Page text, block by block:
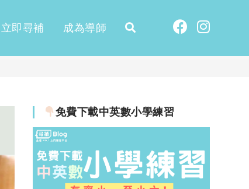
立即尋補 成為導師
免費下載中英數小學練習